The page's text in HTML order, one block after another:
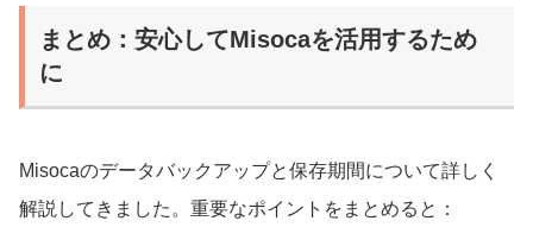
まとめ：安心してMisocaを活用するため
に
Misocaのデータバックアップと保存期間について詳しく
解説してきました。重要なポイントをまとめると：